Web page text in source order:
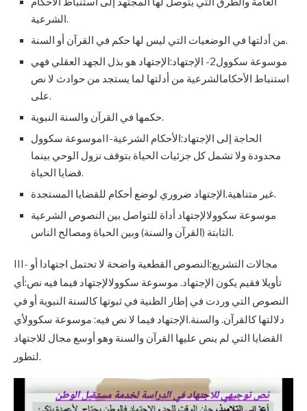
الشرعية.
من أدلتها في الوضعيات التي ليس لها حكم في القرآن أو السنة.
موسوعة سكوول2- الإجتهاد:الإجتهاد هو بذل الجهد العقلي فهي
استنباط الأحكامالشرعية من أدلتها لما يستجد من حوادث لا نص
على.
حكمها في القرآن والسنة النبوية.
موسوعة سكوولII-الحاجة إلى الإجتهاد:الأحكام الشرعية
محدودة ولا تشمل كل جزئيات الحياة بتوقف نزول الوحي بينما
قضايا الحياة.
غير متناهية.الإجتهاد ضروري لوضع أحكام للقضايا المستجدة.
موسوعة سكوولالإجتهاد أداة للتواصل بين النصوص الشرعية
الثابتة (القرآن والسنة) وبين الحياة ومصالح الناس.
III- مجالات التشريع:النصوص القطعية واضحة لا تحتمل اجتهادا أو
تأويلا فقيم يكون الإجتهاد. موسوعة سكوولالإجتهاد فيما فيه نص:أي
النصوص التي وردت في إطار الظنية في ثبوتها كالسنة النبوية أو في
دلالتها كالقرآن. والسنة.الإجتهاد فيما لا نص فيه: موسوعة سكوولأي
القضايا التي لم ينص عليها القرآن والسنة وهو أوسع مجال للاجتهاد
لتطور.